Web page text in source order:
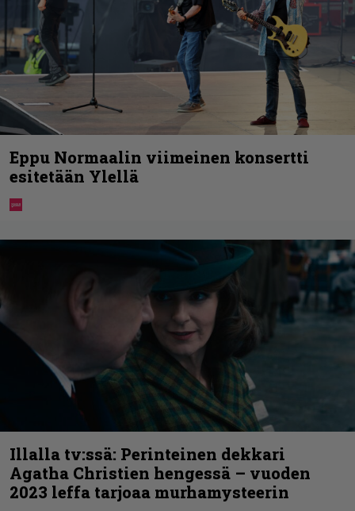
Eppu Normaalin viimeinen konsertti
esitetään Ylellä
Illalla tv:ssä: Perinteinen dekkari
Agatha Christien hengessä – vuoden
2023 leffa tarjoaa murhamysteerin